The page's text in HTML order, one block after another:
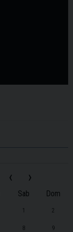
‹ ›
Sab Dom
1 2
8 9